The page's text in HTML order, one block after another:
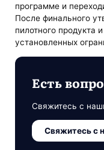
программе и
После финального
пилотного продукта
установленных
Есть
Свяжитесь с
Свяжитесь с